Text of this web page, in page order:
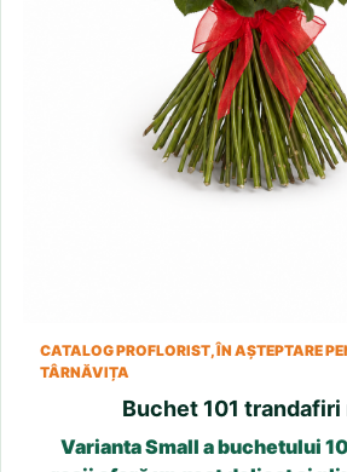
CATALOG PROFLORIST, ÎN AȘTEPTARE
TÂRNĂVIȚA
Buchet 101 trandafiri
Varianta Small a buchetului